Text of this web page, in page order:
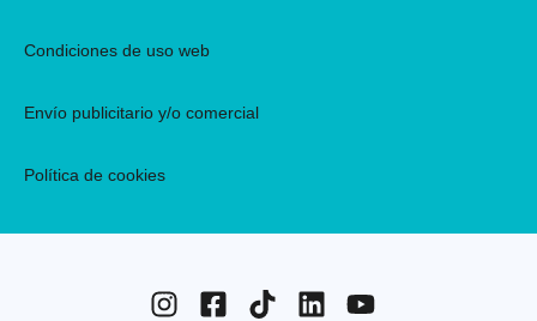
Condiciones de uso web
Envío publicitario y/o comercial
Política de cookies